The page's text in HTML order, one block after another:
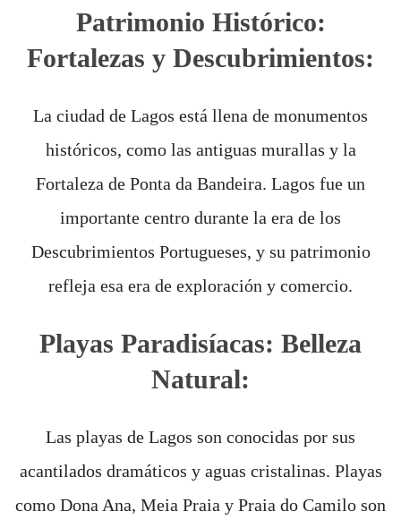
Patrimonio Histórico:
Fortalezas y Descubrimientos:
La ciudad de Lagos está llena de monumentos
históricos, como las antiguas murallas y la
Fortaleza de Ponta da Bandeira. Lagos fue un
importante centro durante la era de los
Descubrimientos Portugueses, y su patrimonio
refleja esa era de exploración y comercio.
Playas Paradisíacas: Belleza
Natural:
Las playas de Lagos son conocidas por sus
acantilados dramáticos y aguas cristalinas. Playas
como Dona Ana, Meia Praia y Praia do Camilo son